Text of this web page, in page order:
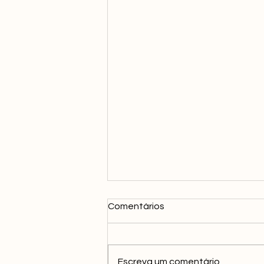
Comentários
Escreva um comentário